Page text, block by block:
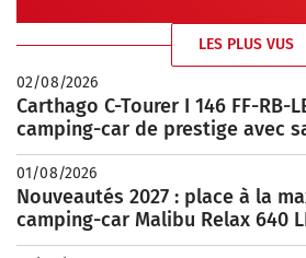
LES PLUS VUS
02/08/2026
Carthago C-Tourer I 146 FF-RB-
camping-car de prestige avec
01/08/2026
Nouveautés 2027 : place à la
camping-car Malibu Relax 640